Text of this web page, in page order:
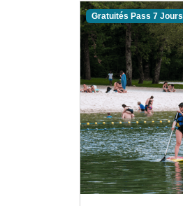
Gratuités Pass 7 Jours